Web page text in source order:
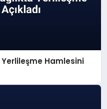
Hamlesini